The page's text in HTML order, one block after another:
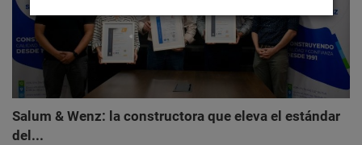
Salum & Wenz: la constructora que eleva el estándar
del...